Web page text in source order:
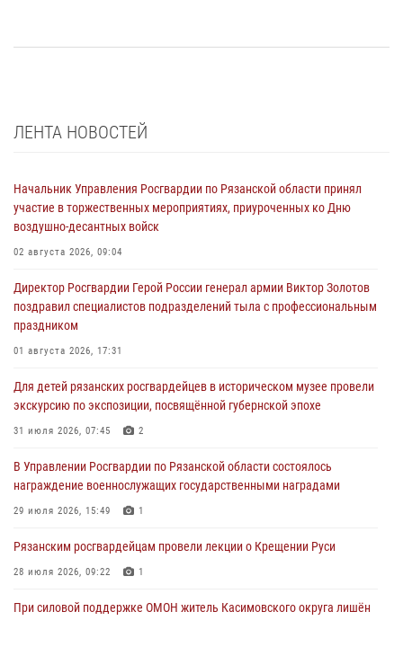
ЛЕНТА НОВОСТЕЙ
Начальник Управления Росгвардии по Рязанской области принял
участие в торжественных мероприятиях, приуроченных ко Дню
воздушно-десантных войск
02 августа 2026, 09:04
Директор Росгвардии Герой России генерал армии Виктор Золотов
поздравил специалистов подразделений тыла с профессиональным
праздником
01 августа 2026, 17:31
Для детей рязанских росгвардейцев в историческом музее провели
экскурсию по экспозиции, посвящённой губернской эпохе
31 июля 2026, 07:45 2
В Управлении Росгвардии по Рязанской области состоялось
награждение военнослужащих государственными наградами
29 июля 2026, 15:49 1
Рязанским росгвардейцам провели лекции о Крещении Руси
28 июля 2026, 09:22 1
При силовой поддержке ОМОН житель Касимовского округа лишён